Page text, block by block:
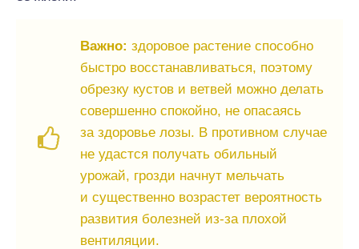
Важно: здоровое растение способно
быстро восстанавливаться, поэтому
обрезку кустов и ветвей можно делать
совершенно спокойно, не опасаясь
за здоровье лозы. В противном случае
не удастся получать обильный
урожай, грозди начнут мельчать
и существенно возрастет вероятность
развития болезней из-за плохой
вентиляции.